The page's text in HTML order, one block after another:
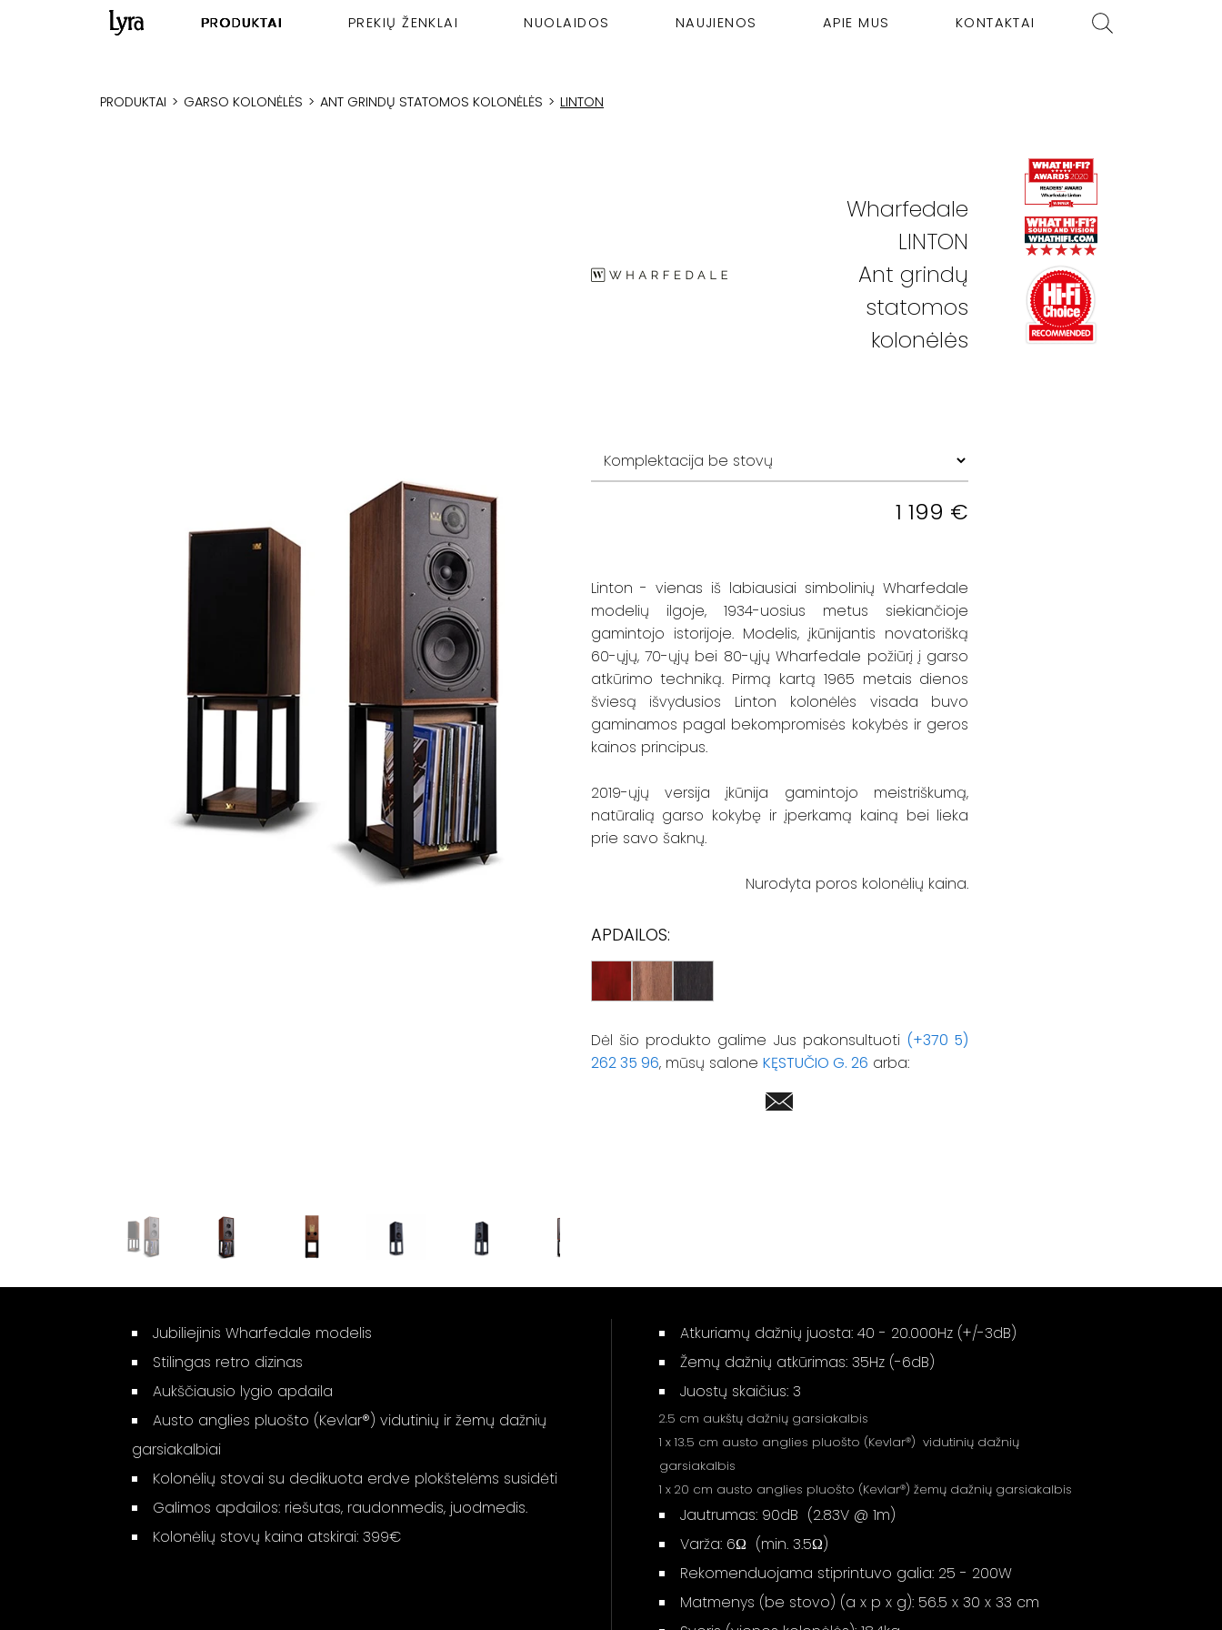
PRODUKTAI PREKIŲ ŽENKLAI NUOLAIDOS NAUJIENOS APIE MUS KONTAKTAI
PRODUKTAI > GARSO KOLONĖLĖS > ANT GRINDŲ STATOMOS KOLONĖLĖS > LINTON
Wharfedale
LINTON
Ant grindų
statomos
kolonėlės
1 199 €
Linton - vienas iš labiausiai simbolinių Wharfedale
modelių ilgoje, 1934-uosius metus siekiančioje
gamintojo istorijoje. Modelis, įkūnijantis novatorišką
60-ųjų, 70-ųjų bei 80-ųjų Wharfedale požiūrį į garso
atkūrimo techniką. Pirmą kartą 1965 metais dienos
šviesą išvydusios Linton kolonėlės visada buvo
gaminamos pagal bekompromisės kokybės ir geros
kainos principus.
2019-ųjų versija įkūnija gamintojo meistriškumą,
natūralią garso kokybę ir įperkamą kainą bei lieka
prie savo šaknų.
Nurodyta poros kolonėlių kaina.
APDAILOS:
Dėl šio produkto galime Jus pakonsultuoti (+370 5)
262 35 96, mūsų salone KĘSTUČIO G. 26 arba:
Jubiliejinis Wharfedale modelis
Stilingas retro dizinas
Aukščiausio lygio apdaila
Austo anglies pluošto (Kevlar®) vidutinių ir žemų dažnių
garsiakalbiai
Kolonėlių stovai su dedikuota erdve plokštelėms susidėti
Galimos apdailos: riešutas, raudonmedis, juodmedis.
Kolonėlių stovų kaina atskirai: 399€
Atkuriamų dažnių juosta: 40 - 20.000Hz (+/-3dB)
Žemų dažnių atkūrimas: 35Hz (-6dB)
Juostų skaičius: 3
2.5 cm aukštų dažnių garsiakalbis
1 x 13.5 cm austo anglies pluošto (Kevlar®) vidutinių dažnių
garsiakalbis
1 x 20 cm austo anglies pluošto (Kevlar®) žemų dažnių garsiakalbis
Jautrumas: 90dB (2.83V @ 1m)
Varža: 6Ω (min. 3.5Ω)
Rekomenduojama stiprintuvo galia: 25 - 200W
Matmenys (be stovo) (a x p x g): 56.5 x 30 x 33 cm